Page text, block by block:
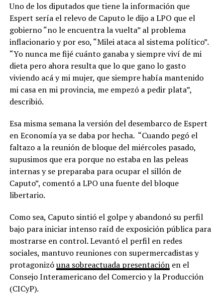
Uno de los diputados que tiene la información que
Espert sería el relevo de Caputo le dijo a LPO que el
gobierno “no le encuentra la vuelta” al problema
inflacionario y por eso, “Milei ataca al sistema político”.
“Yo nunca me fijé cuánto ganaba y siempre viví de mi
dieta pero ahora resulta que lo que gano lo gasto
viviendo acá y mi mujer, que siempre había mantenido
mi casa en mi provincia, me empezó a pedir plata”,
describió.
Esa misma semana la versión del desembarco de Espert
en Economía ya se daba por hecha. “Cuando pegó el
faltazo a la reunión de bloque del miércoles pasado,
supusimos que era porque no estaba en las peleas
internas y se preparaba para ocupar el sillón de
Caputo”, comentó a LPO una fuente del bloque
libertario.
Como sea, Caputo sintió el golpe y abandonó su perfil
bajo para iniciar intenso raíd de exposición pública para
mostrarse en control. Levantó el perfil en redes
sociales, mantuvo reuniones con supermercadistas y
protagonizóuna sobreactuada presentaciónen el
Consejo Interamericano del Comercio y la Producción
(CICyP).